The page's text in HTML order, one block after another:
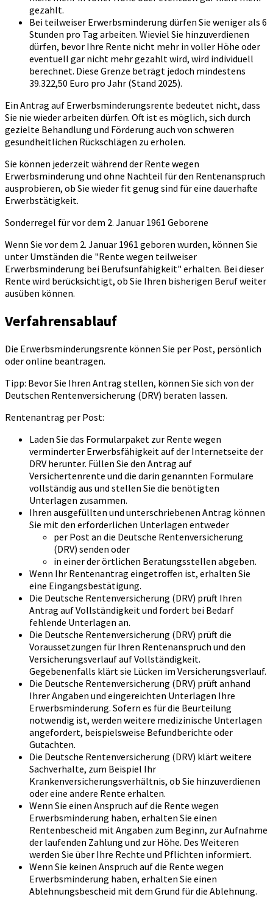
gezahlt.
Bei teilweiser Erwerbsminderung dürfen Sie weniger als 6
Stunden pro Tag arbeiten. Wieviel Sie hinzuverdienen
dürfen, bevor Ihre Rente nicht mehr in voller Höhe oder
eventuell gar nicht mehr gezahlt wird, wird individuell
berechnet. Diese Grenze beträgt jedoch mindestens
39.322,50 Euro pro Jahr (Stand 2025).
Ein Antrag auf Erwerbsminderungsrente bedeutet nicht, dass
Sie nie wieder arbeiten dürfen. Oft ist es möglich, sich durch
gezielte Behandlung und Förderung auch von schweren
gesundheitlichen Rückschlägen zu erholen.
Sie können jederzeit während der Rente wegen
Erwerbsminderung und ohne Nachteil für den Rentenanspruch
ausprobieren, ob Sie wieder fit genug sind für eine dauerhafte
Erwerbstätigkeit.
Sonderregel für vor dem 2. Januar 1961 Geborene
Wenn Sie vor dem 2. Januar 1961 geboren wurden, können Sie
unter Umständen die "Rente wegen teilweiser
Erwerbsminderung bei Berufsunfähigkeit" erhalten. Bei dieser
Rente wird berücksichtigt, ob Sie Ihren bisherigen Beruf weiter
ausüben können.
Verfahrensablauf
Die Erwerbsminderungsrente können Sie per Post, persönlich
oder online beantragen.
Tipp: Bevor Sie Ihren Antrag stellen, können Sie sich von der
Deutschen Rentenversicherung (DRV) beraten lassen.
Rentenantrag per Post:
Laden Sie das Formularpaket zur Rente wegen
verminderter Erwerbsfähigkeit auf der Internetseite der
DRV herunter. Füllen Sie den Antrag auf
Versichertenrente und die darin genannten Formulare
vollständig aus und stellen Sie die benötigten
Unterlagen zusammen.
Ihren ausgefüllten und unterschriebenen Antrag können
Sie mit den erforderlichen Unterlagen entweder
per Post an die Deutsche Rentenversicherung
(DRV) senden oder
in einer der örtlichen Beratungsstellen abgeben.
Wenn Ihr Rentenantrag eingetroffen ist, erhalten Sie
eine Eingangsbestätigung.
Die Deutsche Rentenversicherung (DRV) prüft Ihren
Antrag auf Vollständigkeit und fordert bei Bedarf
fehlende Unterlagen an.
Die Deutsche Rentenversicherung (DRV) prüft die
Voraussetzungen für Ihren Rentenanspruch und den
Versicherungsverlauf auf Vollständigkeit.
Gegebenenfalls klärt sie Lücken im Versicherungsverlauf.
Die Deutsche Rentenversicherung (DRV) prüft anhand
Ihrer Angaben und eingereichten Unterlagen Ihre
Erwerbsminderung. Sofern es für die Beurteilung
notwendig ist, werden weitere medizinische Unterlagen
angefordert, beispielsweise Befundberichte oder
Gutachten.
Die Deutsche Rentenversicherung (DRV) klärt weitere
Sachverhalte, zum Beispiel Ihr
Krankenversicherungsverhältnis, ob Sie hinzuverdienen
oder eine andere Rente erhalten.
Wenn Sie einen Anspruch auf die Rente wegen
Erwerbsminderung haben, erhalten Sie einen
Rentenbescheid mit Angaben zum Beginn, zur Aufnahme
der laufenden Zahlung und zur Höhe. Des Weiteren
werden Sie über Ihre Rechte und Pflichten informiert.
Wenn Sie keinen Anspruch auf die Rente wegen
Erwerbsminderung haben, erhalten Sie einen
Ablehnungsbescheid mit dem Grund für die Ablehnung.